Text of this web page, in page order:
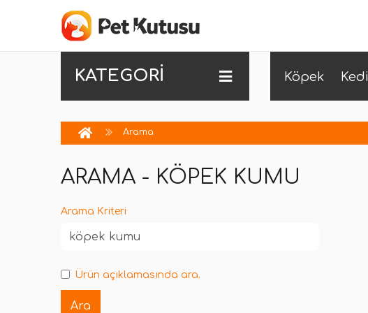
KATEGORİ Köpek Kedi
Arama
ARAMA - KÖPEK KUMU
Arama Kriteri
Ürün açıklamasında ara.